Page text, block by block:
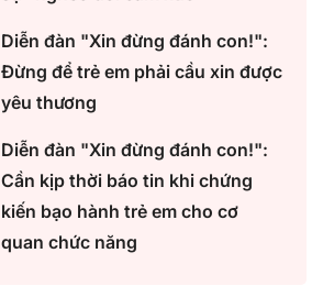
Diễn đàn "Xin đừng đánh con!":
Đừng để trẻ em phải cầu xin được
yêu thương
Diễn đàn "Xin đừng đánh con!":
Cần kịp thời báo tin khi chứng
kiến bạo hành trẻ em cho cơ
quan chức năng